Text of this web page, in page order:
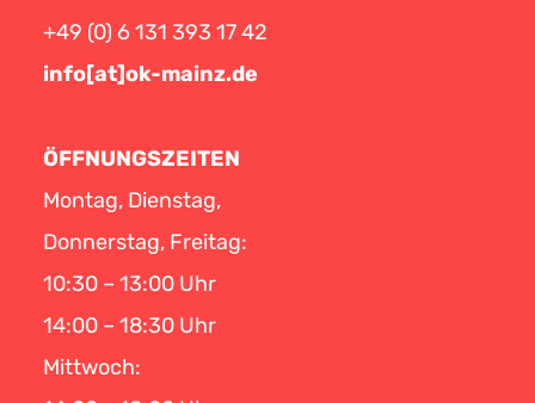
+49 (0) 6 131 393 17 42
info[at]ok-mainz.de
ÖFFNUNGSZEITEN
Montag, Dienstag,
Donnerstag, Freitag:
10:30 – 13:00 Uhr
14:00 – 18:30 Uhr
Mittwoch: